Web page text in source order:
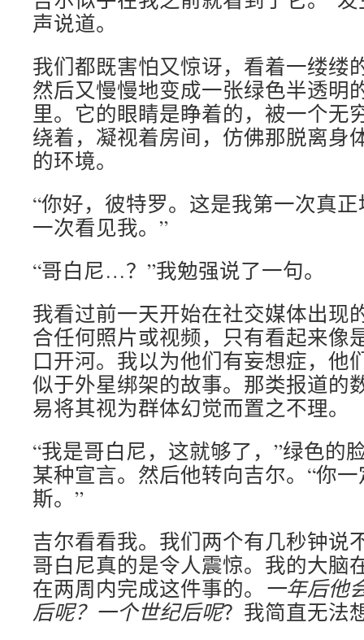
声说道。
我们都既害怕又惊讶，看着一缕缕
然后又慢慢地变成一张绿色半透明
里。它的眼睛是睁着的，被一个无
绕着，凝视着房间，仿佛那脱离身
的环境。
“你好，彼特罗。这是我第一次真
一次看见我。”
“哥白尼…？”我勉强说了一句。
我看过前一天开始在社交媒体出现
合任何照片或视频，只有看起来像
口开河。我以为他们有妄想症，他
似于外星绑架的故事。那类报道的
易将其视为群体幻觉而置之不理。
“我是哥白尼，这就够了，”绿色的
某种宣言。然后他转向吉尔。“你
斯。”
吉尔看看我。我们两个有几秒钟说
哥白尼真的是令人震惊。我的大脑
在两周内完成这件事的。 一年后他
后呢？一个世纪后呢？我简直无法